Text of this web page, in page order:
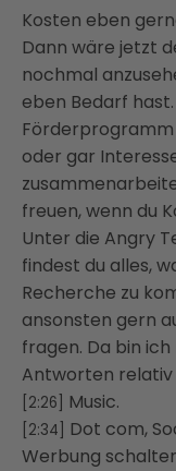
Kosten eben
Dann wäre jetzt
nochmal
eben Bedarf
oder gar
freuen, wenn du
Unter die Angry
findest du alles,
Recherche zu
ansonsten gern
fragen. Da bin
Antworten relativ
[2:26] Music.
[2:34]
Dot com,
Werbung